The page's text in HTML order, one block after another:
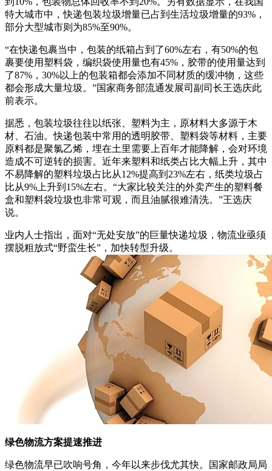
特大城市中，快递包装垃圾增量已占到生活垃圾增量的93%，
部分大型城市则为85%至90%。
“在快递包裹当中，包装的纸箱占到了60%左右，有50%的包
裹要使用塑料袋，编织袋使用量也有45%，胶带的使用量达到
了87%，30%以上的包装箱都会添加不同材质的缓冲物，这些
都会形成大量垃圾。”国家商务部流通发展司副司长王选庆此
前表示。
据悉，包装垃圾往往以纸张、塑料为主，原材料大多源于木
材、石油。快递包装中常用的透明胶带、塑料袋等材料，主要
原料都是聚氯乙烯，埋在土里需要上百年才能降解，会对环境
造成不可逆转的损害。近年来塑料和纸类占比大幅上升，其中
不易降解的塑料垃圾占比从12%提高到23%左右，纸类垃圾占
比从9%上升到15%左右。“大家比较关注的外卖产生的塑料餐
盒和塑料袋垃圾也非常可观，而且油腻很难清洗。”王选庆
说。
业内人士指出，面对“无处安放”的巨量快递垃圾，物流业亟须
摆脱粗放式“野蛮生长”，加快转型升级。
绿色物流方案提速推进
绿色物流早已吹响号角，今年以来步伐尤其快。国家邮政局局